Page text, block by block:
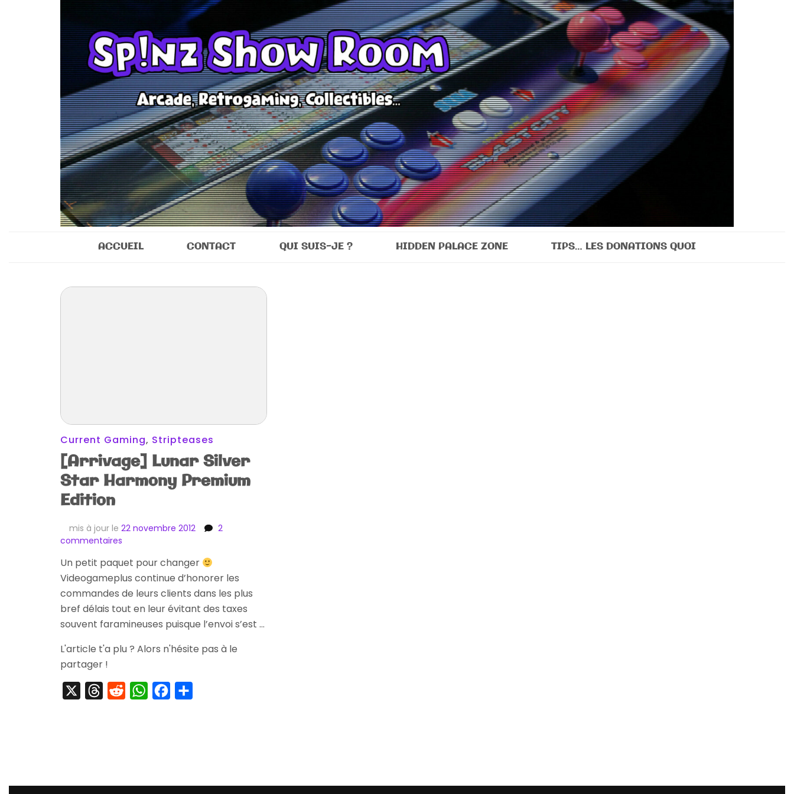
Sp!nz Show Room
ACCUEIL CONTACT QUI SUIS-JE ? HIDDEN PALACE ZONE TIPS… LES DONATIONS QUOI
Current Gaming, Stripteases
[Arrivage] Lunar Silver
Star Harmony Premium
Edition
mis à jour le 22 novembre 2012
2
commentaires
Lunar
Silver
Star
Harmony
Premium
Edition
Un petit paquet pour changer
Videogameplus continue d’honorer les
commandes de leurs clients dans les plus
bref délais tout en leur évitant des taxes
souvent faramineuses puisque l’envoi s’est …
L'article t'a plu ? Alors n'hésite pas à le
partager !
ThreadsRedditWhatsAppFacebook